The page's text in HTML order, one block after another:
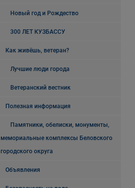
Новый год и Рождество
300 ЛЕТ КУЗБАССУ
Как живёшь, ветеран?
Лучшие люди города
Ветеранский вестник
Полезная информация
Памятники, обелиски, монументы,
мемориальные комплексы Беловского
городского округа
Объявления